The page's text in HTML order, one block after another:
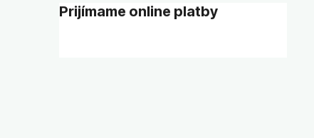
Prijímame online platby